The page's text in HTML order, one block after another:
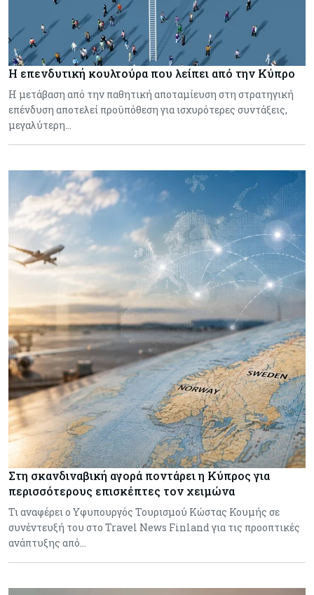
Η επενδυτική κουλτούρα που λείπει από την Κύπρο
Η μετάβαση από την παθητική αποταμίευση στη στρατηγική
επένδυση αποτελεί προϋπόθεση για ισχυρότερες συντάξεις,
μεγαλύτερη…
Στη σκανδιναβική αγορά ποντάρει η Κύπρος για
περισσότερους επισκέπτες τον χειμώνα
Τι αναφέρει ο Υφυπουργός Τουρισμού Κώστας Κουμής σε
συνέντευξή του στο Travel News Finland για τις προοπτικές
ανάπτυξης από…